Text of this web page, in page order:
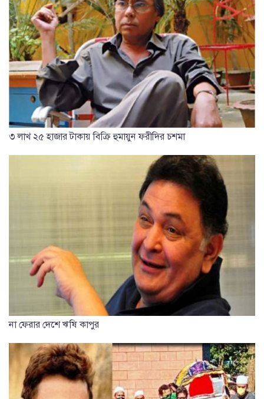
৩ লাখ ২৫ হাজার টাকায় বিক্রি হুমায়ুন ফরীদির চশমা
না ফেরার দেশে ঋষি কাপুর